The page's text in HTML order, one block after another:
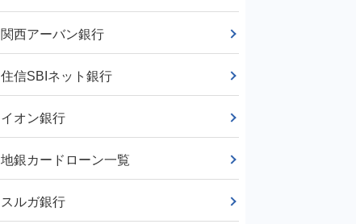
関西アーバン銀行
住信SBIネット銀行
イオン銀行
地銀カードローン一覧
スルガ銀行